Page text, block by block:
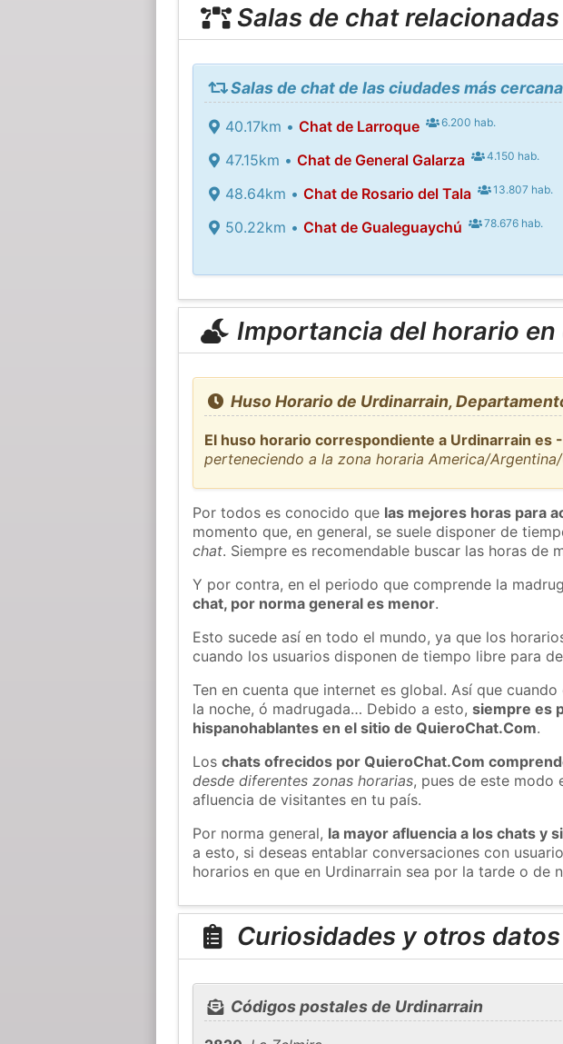
Salas de chat relacionadas
Salas de chat de las ciudades más
40.17km • Chat de Larroque 6.200 hab.
47.15km • Chat de General Galarza 4.150 hab.
48.64km • Chat de Rosario del Tala 13.807 hab.
50.22km • Chat de Gualeguaychú 78.676 hab.
Importancia del horario
Huso Horario de Urdinarrain,
El huso horario correspondiente a Urdinarrain es
perteneciendo a la zona horaria America/
Por todos es conocido que las mejores horas para
momento que, en general, se suele disponer de
chat. Siempre es recomendable buscar las horas de
Y por contra, en el periodo que comprende la
chat, por norma general es menor.
Esto sucede así en todo el mundo, ya que los
cuando los usuarios disponen de tiempo libre para
Ten en cuenta que internet es global. Así que
la noche, ó madrugada… Debido a esto,siempre es
hispanohablantes en el sitio de QuieroChat.Com.
Loschats ofrecidos por QuieroChat.Com
desde diferentes zonas horarias, pues de este modo
afluencia de visitantes en tu país.
Por norma general, la mayor afluencia a los chats y
a esto, si deseas entablar conversaciones con
horarios en que en Urdinarrain sea por la tarde o de
Curiosidades y otros
Códigos postales de Urdinarrain